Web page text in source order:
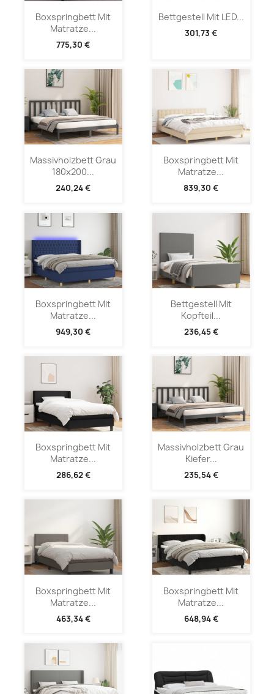
Boxspringbett Mit
Matratze...
775,30 €
Bettgestell Mit LED...
301,73 €
Massivholzbett Grau
180x200...
240,24 €
Boxspringbett Mit
Matratze...
839,30 €
Boxspringbett Mit
Matratze...
949,30 €
Bettgestell Mit
Kopfteil...
236,45 €
Boxspringbett Mit
Matratze...
286,62 €
Massivholzbett Grau
Kiefer...
235,54 €
Boxspringbett Mit
Matratze...
463,34 €
Boxspringbett Mit
Matratze...
648,94 €